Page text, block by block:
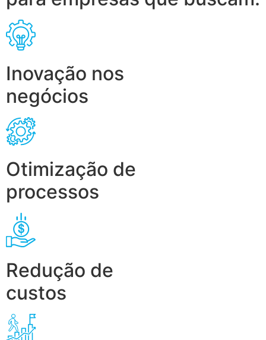
Inovação nos
negócios
Otimização de
processos
Redução de
custos